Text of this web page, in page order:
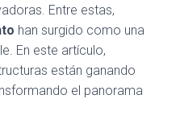
Entre estas,
han surgido como una
En este artículo,
están ganando
el panorama